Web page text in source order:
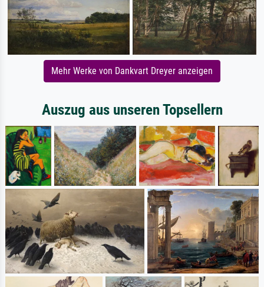
Mehr Werke von Dankvart Dreyer anzeigen
Auszug aus unseren Topsellern